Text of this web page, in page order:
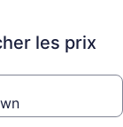
les prix